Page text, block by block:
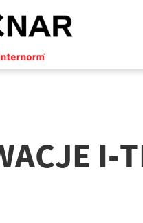
I-